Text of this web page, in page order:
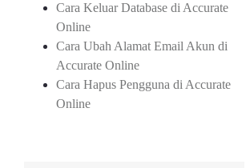
Cara Keluar Database di Accurate
Online
Cara Ubah Alamat Email Akun di
Accurate Online
Cara Hapus Pengguna di Accurate
Online